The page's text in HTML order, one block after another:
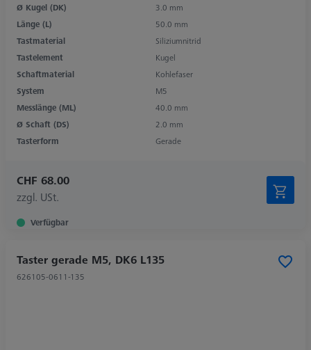
Ø Kugel (DK)
3.0 mm
Länge (L)
50.0 mm
Tastmaterial
Siliziumnitrid
Tastelement
Kugel
Schaftmaterial
Kohlefaser
System
M5
Messlänge (ML)
40.0 mm
Ø Schaft (DS)
2.0 mm
Tasterform
Gerade
CHF 68.00
zzgl. USt.
Verfügbar
Taster gerade M5, DK6 L135
626105-0611-135